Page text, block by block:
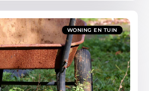
WONING EN TUIN